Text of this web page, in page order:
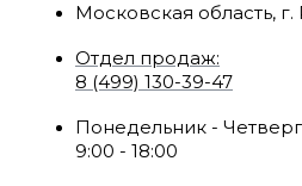
Московская область,
Отдел продаж:
8 (499) 130-39-47
Понедельник -
9:00 - 18:00